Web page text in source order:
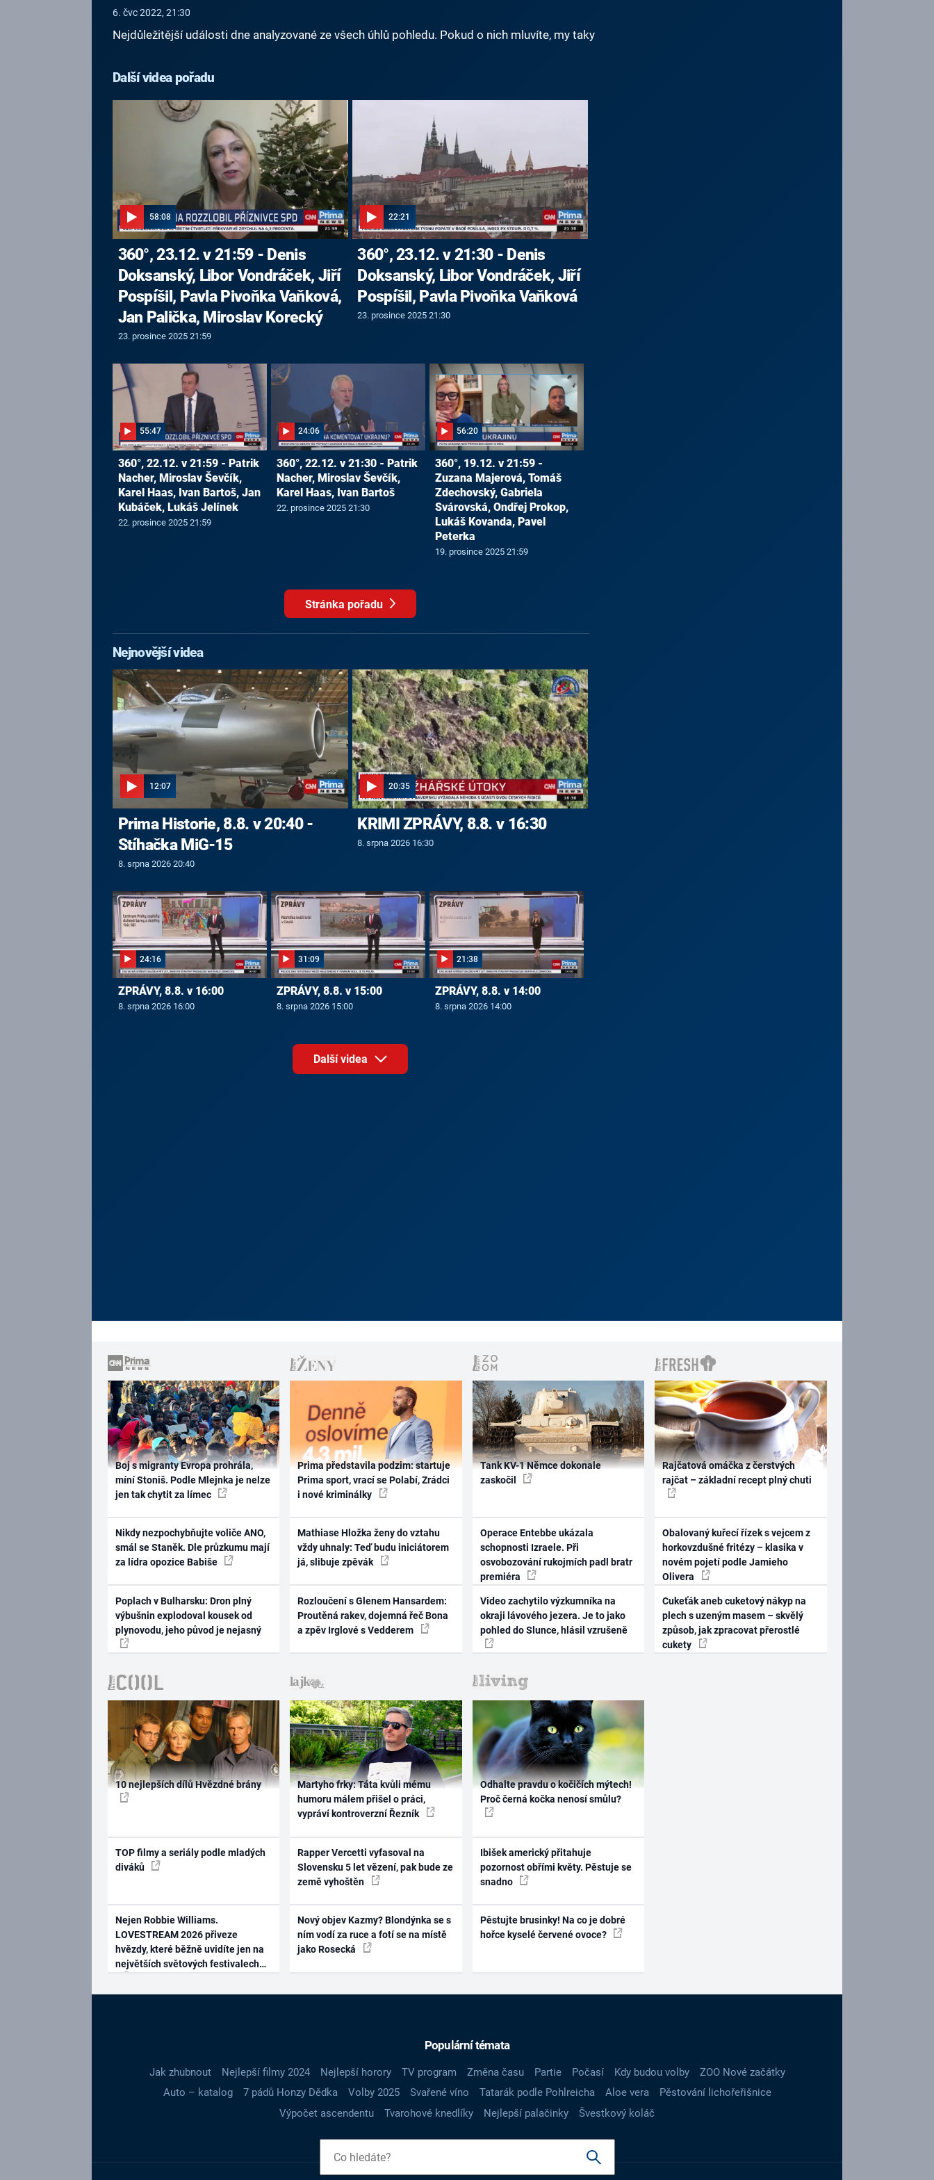
6. čvc 2022, 21:30
Nejdůležitější události dne analyzované ze všech úhlů pohledu. Pokud o nich mluvíte, my taky
Další videa pořadu
58:08
360°, 23.12. v 21:59 - Denis
Doksanský, Libor Vondráček, Jiří
Pospíšil, Pavla Pivoňka Vaňková,
Jan Palička, Miroslav Korecký
23. prosince 2025 21:59
22:21
360°, 23.12. v 21:30 - Denis
Doksanský, Libor Vondráček, Jiří
Pospíšil, Pavla Pivoňka Vaňková
23. prosince 2025 21:30
55:47
360°, 22.12. v 21:59 - Patrik
Nacher, Miroslav Ševčík,
Karel Haas, Ivan Bartoš, Jan
Kubáček, Lukáš Jelínek
22. prosince 2025 21:59
24:06
360°, 22.12. v 21:30 - Patrik
Nacher, Miroslav Ševčík,
Karel Haas, Ivan Bartoš
22. prosince 2025 21:30
56:20
360°, 19.12. v 21:59 -
Zuzana Majerová, Tomáš
Zdechovský, Gabriela
Svárovská, Ondřej Prokop,
Lukáš Kovanda, Pavel
Peterka
19. prosince 2025 21:59
Stránka pořadu
Nejnovější videa
12:07
Prima Historie, 8.8. v 20:40 -
Stíhačka MiG-15
8. srpna 2026 20:40
20:35
KRIMI ZPRÁVY, 8.8. v 16:30
8. srpna 2026 16:30
24:16
ZPRÁVY, 8.8. v 16:00
8. srpna 2026 16:00
31:09
ZPRÁVY, 8.8. v 15:00
8. srpna 2026 15:00
21:38
ZPRÁVY, 8.8. v 14:00
8. srpna 2026 14:00
Další videa
Boj s migranty Evropa prohrála,
míní Stoniš. Podle Mlejnka je nelze
jen tak chytit za límec
Nikdy nezpochybňujte voliče ANO,
smál se Staněk. Dle průzkumu mají
za lídra opozice Babiše
Poplach v Bulharsku: Dron plný
výbušnin explodoval kousek od
plynovodu, jeho původ je nejasný
Prima představila podzim: startuje
Prima sport, vrací se Polabí, Zrádci
i nové kriminálky
Mathiase Hložka ženy do vztahu
vždy uhnaly: Teď budu iniciátorem
já, slibuje zpěvák
Rozloučení s Glenem Hansardem:
Proutěná rakev, dojemná řeč Bona
a zpěv Irglové s Vedderem
Tank KV-1 Němce dokonale
zaskočil
Operace Entebbe ukázala
schopnosti Izraele. Při
osvobozování rukojmích padl bratr
premiéra
Video zachytilo výzkumníka na
okraji lávového jezera. Je to jako
pohled do Slunce, hlásil vzrušeně
Rajčatová omáčka z čerstvých
rajčat – základní recept plný chuti
Obalovaný kuřecí řízek s vejcem z
horkovzdušné fritézy – klasika v
novém pojetí podle Jamieho
Olivera
Cukeťák aneb cuketový nákyp na
plech s uzeným masem – skvělý
způsob, jak zpracovat přerostlé
cukety
10 nejlepších dílů Hvězdné brány
TOP filmy a seriály podle mladých
diváků
Nejen Robbie Williams.
LOVESTREAM 2026 přiveze
hvězdy, které běžně uvidíte jen na
největších světových festivalech
Martyho frky: Táta kvůli mému
humoru málem přišel o práci,
vypráví kontroverzní Řezník
Rapper Vercetti vyfasoval na
Slovensku 5 let vězení, pak bude ze
země vyhoštěn
Nový objev Kazmy? Blondýnka se s
ním vodí za ruce a fotí se na místě
jako Rosecká
Odhalte pravdu o kočičích mýtech!
Proč černá kočka nenosí smůlu?
Ibišek americký přitahuje
pozornost obřími květy. Pěstuje se
snadno
Pěstujte brusinky! Na co je dobré
hořce kyselé červené ovoce?
Populární témata
Jak zhubnout Nejlepší filmy 2024 Nejlepší horory TV program Změna času Partie Počasí Kdy budou volby
ZOO Nové začátky
Auto – katalog
7 pádů Honzy Dědka Volby 2025 Svařené víno Tatarák podle Pohlreicha Aloe vera
Pěstování lichořeřišnice
Výpočet ascendentu
Tvarohové knedlíky Nejlepší palačinky Švestkový koláč